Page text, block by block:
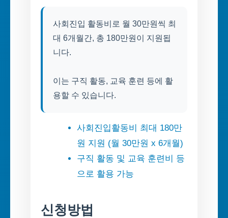
사회진입 활동비로 월 30만원씩 최
대 6개월간, 총 180만원이 지원됩
니다.
이는 구직 활동, 교육 훈련 등에 활
용할 수 있습니다.
사회진입활동비 최대 180만
원 지원 (월 30만원 x 6개월)
구직 활동 및 교육 훈련비 등
으로 활용 가능
신청방법